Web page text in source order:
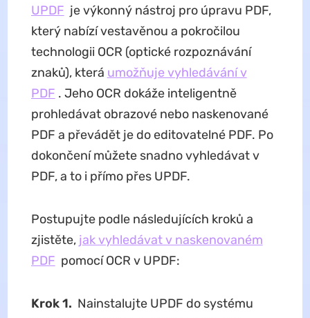
UPDF je výkonný nástroj pro úpravu PDF,
který nabízí vestavěnou a pokročilou
technologii OCR (optické rozpoznávání
znaků), která umožňuje vyhledávání v
PDF . Jeho OCR dokáže inteligentně
prohledávat obrazové nebo naskenované
PDF a převádět je do editovatelné PDF. Po
dokončení můžete snadno vyhledávat v
PDF, a to i přímo přes UPDF.
Postupujte podle následujících kroků a
zjistěte, jak vyhledávat v naskenovaném
PDF pomocí OCR v UPDF:
Krok 1. Nainstalujte UPDF do systému